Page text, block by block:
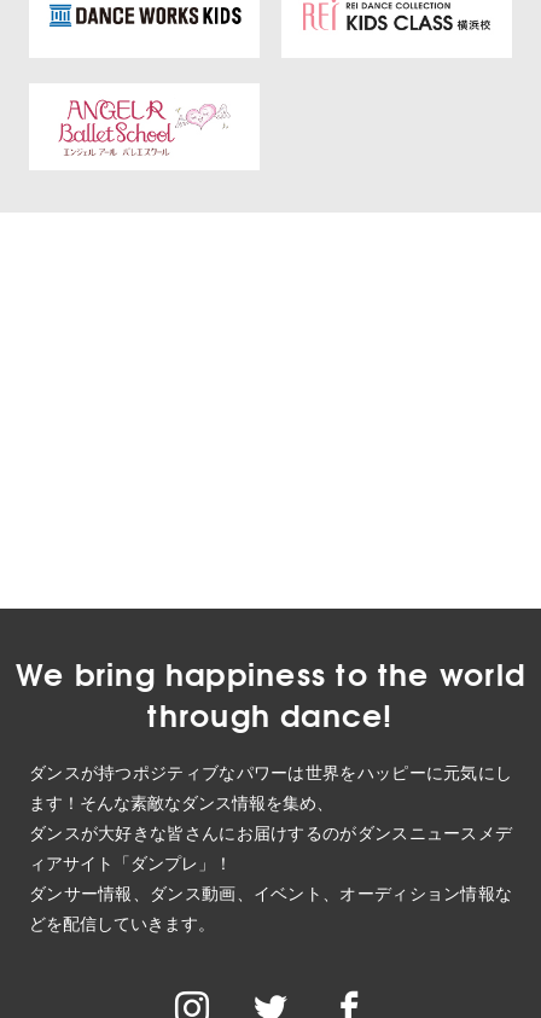
We bring happiness to the world
through dance!
ダンスが持つポジティブなパワーは世界をハッピーに元気にし
ます！そんな素敵なダンス情報を集め、
ダンスが大好きな皆さんにお届けするのがダンスニュースメデ
ィアサイト「ダンプレ」！
ダンサー情報、ダンス動画、イベント、オーディション情報な
どを配信していきます。